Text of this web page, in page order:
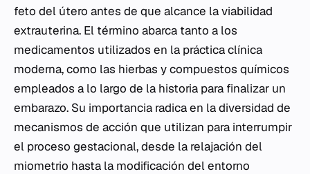
feto del útero antes de que alcance la viabilidad
extrauterina. El término abarca tanto a los
medicamentos utilizados en la práctica clínica
moderna, como las hierbas y compuestos químicos
empleados a lo largo de la historia para finalizar un
embarazo. Su importancia radica en la diversidad de
mecanismos de acción que utilizan para interrumpir
el proceso gestacional, desde la relajación del
miometrio hasta la modificación del entorno